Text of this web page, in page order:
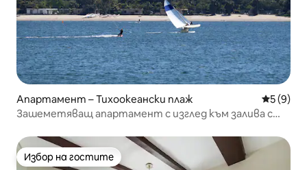
Апартамент – Тихоокеански плаж Средна
5 (9)
Зашеметяващ апартамент с изглед към залива с
Избор на гостите
Избор на гостите